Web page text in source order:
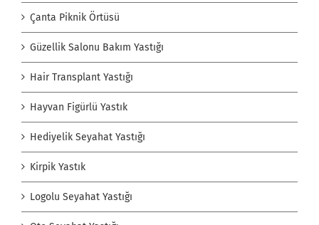
Çanta Piknik Örtüsü
Güzellik Salonu Bakım Yastığı
Hair Transplant Yastığı
Hayvan Figürlü Yastık
Hediyelik Seyahat Yastığı
Kirpik Yastık
Logolu Seyahat Yastığı